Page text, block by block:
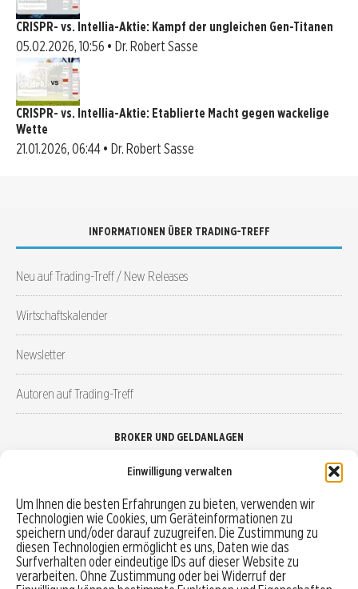
Einwilligung verwalten
Um Ihnen die besten Erfahrungen zu bieten, verwenden wir
Technologien wie Cookies, um Geräteinformationen zu
speichern und/oder darauf zuzugreifen. Die Zustimmung zu
diesen Technologien ermöglicht es uns, Daten wie das
Surfverhalten oder eindeutige IDs auf dieser Website zu
verarbeiten. Ohne Zustimmung oder bei Widerruf der
CRISPR- vs. Intellia-Aktie: Kampf der ungleichen Gen-Titanen
05.02.2026, 10:56 • Dr. Robert Sasse
CRISPR- vs. Intellia-Aktie: Etablierte Macht gegen wackelige
Wette
21.01.2026, 06:44 • Dr. Robert Sasse
INFORMATIONEN ÜBER TRADING-TREFF
Neu auf Trading-Treff / New Releases
Wirtschaftskalender
Newsletter
Autoren auf Trading-Treff
BROKER UND GELDANLAGEN
Robo-Advisor vergleichen
Depotvergleich